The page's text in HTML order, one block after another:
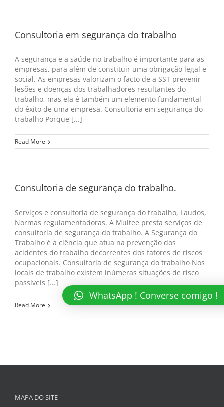
Consultoria em segurança do trabalho
A segurança e a saúde no trabalho é importante para as
empresas, para além de constituir uma obrigação legal e
social. As empresas valorizam o facto de a SST prevenir
lesões e doenças dos trabalhadores resultantes do
trabalho, mas ela é também um elemento fundamental
do êxito de uma empresa. Consultoria em segurança do
trabalho Porque [...]
Read More
Consultoria de segurança do trabalho.
Serviços e consultoria de segurança do trabalho, Laudos,
Normas regulamentadoras. A Multee presta serviços de
consultoria de segurança do trabalho. A Segurança do
Trabalho é a ciência que atua na prevenção dos
acidentes do trabalho decorrentes dos fatores de riscos
ocupacionais. Consultoria de segurança do trabalho Nos
locais de trabalho existem inúmeras situações de risco
passíveis [...]
Read More
MAPA DO SITE
WhatsApp ! Converse comigo !